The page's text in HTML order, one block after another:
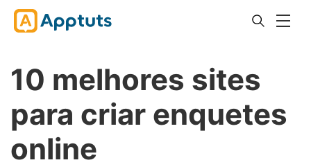
10 melhores sites
para criar enquetes
online